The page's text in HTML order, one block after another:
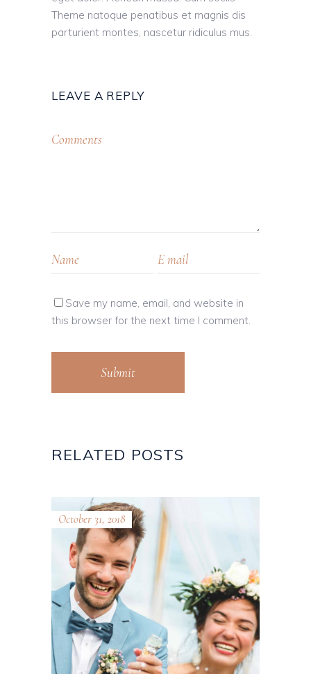
Theme natoque penatibus et magnis dis
parturient montes, nascetur ridiculus mus.
LEAVE A REPLY
Save my name, email, and website in
this browser for the next time I comment.
Submit
RELATED POSTS
October 31, 2018